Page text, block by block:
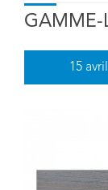
GAMME-
15